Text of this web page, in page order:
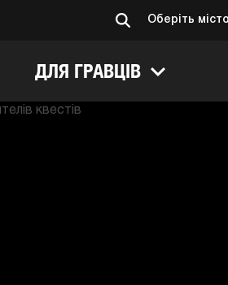
Оберiть мiсто
ДЛЯ ГРАВЦІВ